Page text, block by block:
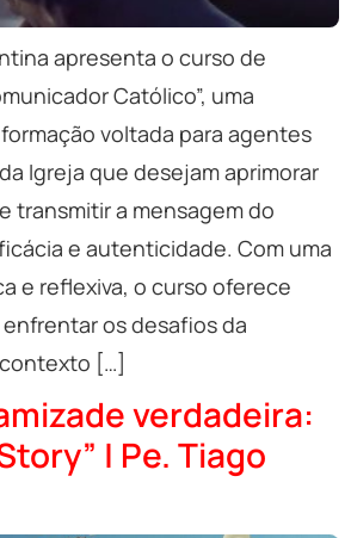
apresenta o curso de
Católico”, uma
voltada para agentes
Igreja que desejam aprimorar
transmitir a mensagem do
e autenticidade. Com uma
e reflexiva, o curso oferece
os desafios da
[…]
verdadeira:
| Pe. Tiago